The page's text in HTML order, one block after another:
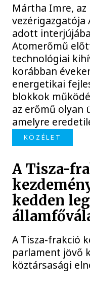
Mártha Imre,
vezérigazgatója
adott
Atomerőmű
technológiai
korábban
energetikai
blokkok
az erőmű olyan
amelyre
KÖZÉLET
A Tisza-
kedden
A Tisza-frakció
parlament jövő
köztársasági